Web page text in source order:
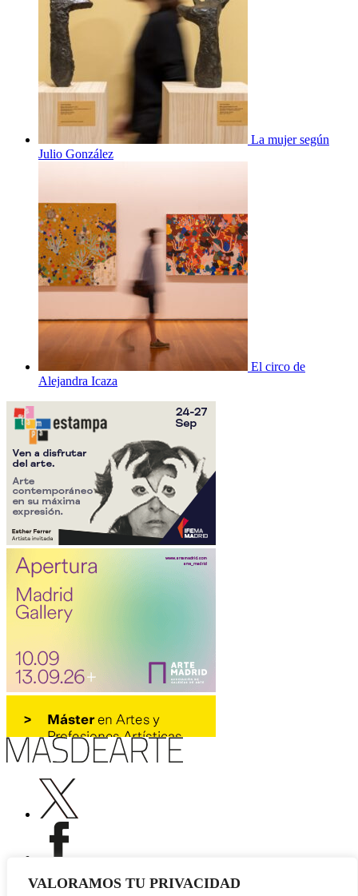
VALORAMOS TU PRIVACIDAD
La mujer según
Julio González
El circo de
Alejandra Icaza